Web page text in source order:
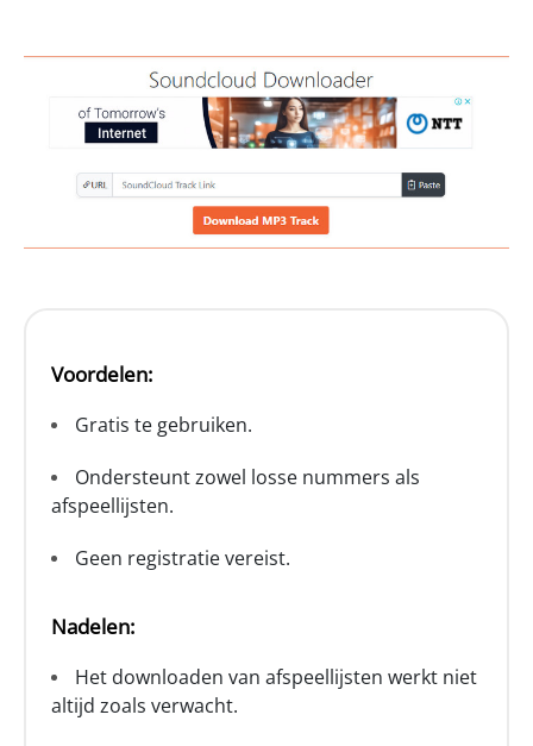
Voordelen:
Gratis te gebruiken.
Ondersteunt zowel losse nummers als
afspeellijsten.
Geen registratie vereist.
Nadelen:
Het downloaden van afspeellijsten werkt niet
altijd zoals verwacht.